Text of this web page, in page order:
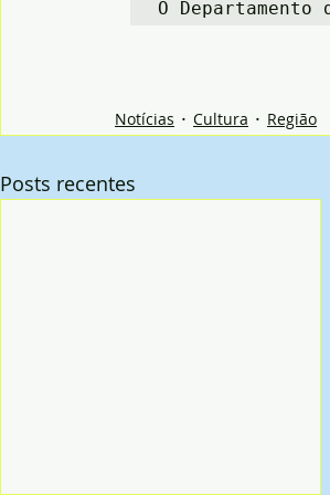
O Departamento
Notícias Cultura Região
Posts recentes